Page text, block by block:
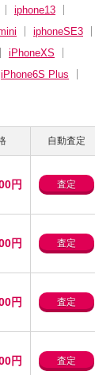
iphone13
iphoneSE3
iPhoneXS
iPhone6S Plus
自動査定
円 査定
円 査定
円 査定
円 査定